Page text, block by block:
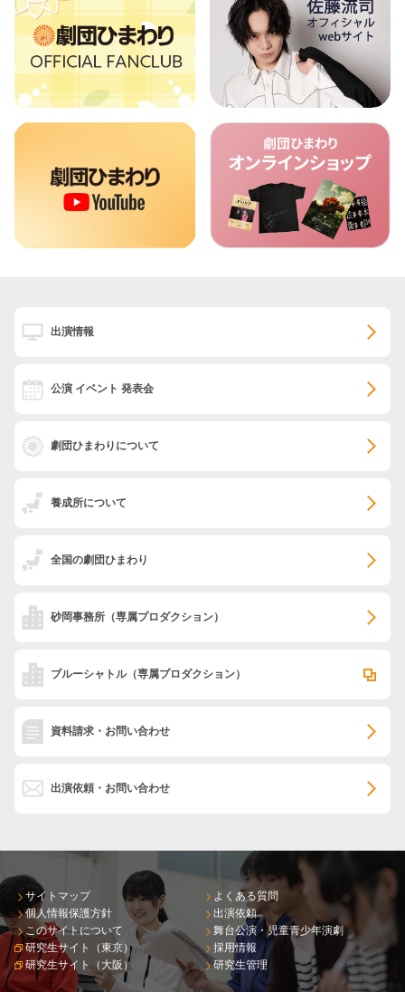
出演情報
公演 イベント 発表会
劇団ひまわりについて
養成所について
全国の劇団ひまわり
砂岡事務所 （専属プロダクション）
ブルーシャトル（専属プロダクション）
資料請求・お問い合わせ
出演依頼・お問い合わせ
サイトマップ
個人情報保護方針
このサイトについて
研究生サイト（東京）
研究生サイト（大阪）
よくある質問
出演依頼
舞台公演・児童青少年演劇
採用情報
研究生管理